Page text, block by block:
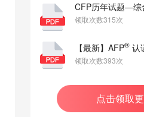
CFP历年试题—综
领取次数315次
【最新】AFP® 认
领取次数393次
点击领取